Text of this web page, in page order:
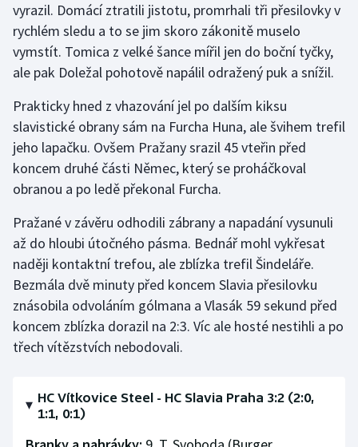
Short track
Sportovní střelba
Stolní tenis
Triatlon
Veslování
Vodní slalom
Volejbal
Ostatní
vyrazil. Domácí ztratili jistotu, promrhali tři přesilovky v
rychlém sledu a to se jim skoro zákonitě muselo
vymstít. Tomica z velké šance mířil jen do boční tyčky,
ale pak Doležal pohotově napálil odražený puk a snížil.
Prakticky hned z vhazování jel po dalším kiksu
slavistické obrany sám na Furcha Huna, ale švihem trefil
jeho lapačku. Ovšem Pražany srazil 45 vteřin před
koncem druhé části Němec, který se proháčkoval
obranou a po ledě překonal Furcha.
Pražané v závěru odhodili zábrany a napadání vysunuli
až do hloubi útočného pásma. Bednář mohl vykřesat
naději kontaktní trefou, ale zblízka trefil Šindeláře.
Bezmála dvě minuty před koncem Slavia přesilovku
znásobila odvoláním gólmana a Vlasák 59 sekund před
koncem zblízka dorazil na 2:3. Víc ale hosté nestihli a po
třech vítězstvích nebodovali.
HC Vítkovice Steel - HC Slavia Praha 3:2 (2:0,
1:1, 0:1)